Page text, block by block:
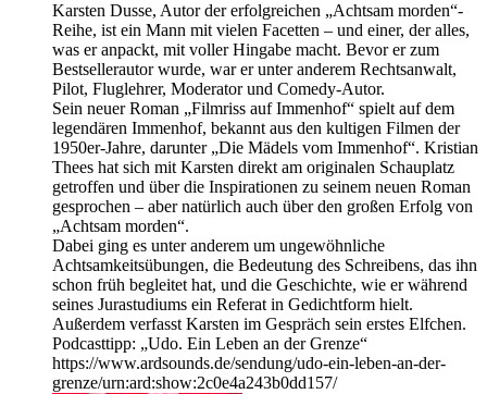
Karsten Dusse, Autor der erfolgreichen „Achtsam morden“-
Reihe, ist ein Mann mit vielen Facetten – und einer, der alles,
was er anpackt, mit voller Hingabe macht. Bevor er zum
Bestsellerautor wurde, war er unter anderem Rechtsanwalt,
Pilot, Fluglehrer, Moderator und Comedy-Autor.
Sein neuer Roman „Filmriss auf Immenhof“ spielt auf dem
legendären Immenhof, bekannt aus den kultigen Filmen der
1950er-Jahre, darunter „Die Mädels vom Immenhof“. Kristian
Thees hat sich mit Karsten direkt am originalen Schauplatz
getroffen und über die Inspirationen zu seinem neuen Roman
gesprochen – aber natürlich auch über den großen Erfolg von
„Achtsam morden“.
Dabei ging es unter anderem um ungewöhnliche
Achtsamkeitsübungen, die Bedeutung des Schreibens, das ihn
schon früh begleitet hat, und die Geschichte, wie er während
seines Jurastudiums ein Referat in Gedichtform hielt.
Außerdem verfasst Karsten im Gespräch sein erstes Elfchen.
Podcasttipp: „Udo. Ein Leben an der Grenze“
https://www.ardsounds.de/sendung/udo-ein-leben-an-der-
grenze/urn:ard:show:2c0e4a243b0dd157/